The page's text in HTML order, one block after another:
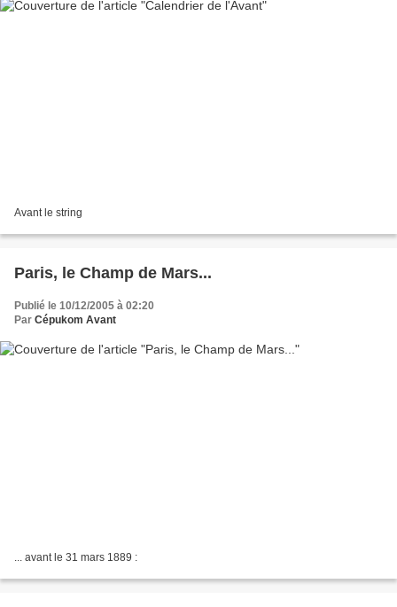
Avant le string
Paris, le Champ de Mars...
Publié le 10/12/2005 à 02:20
Par Cépukom Avant
... avant le 31 mars 1889 :